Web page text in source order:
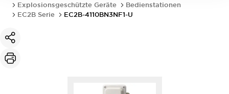
Explosionsgeschützte Geräte
Bedienstationen
EC2B Serie
EC2B-4110BN3NF1-U